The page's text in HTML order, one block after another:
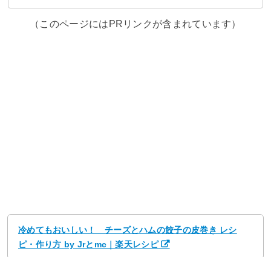
（このページにはPRリンクが含まれています）
冷めてもおいしい！ チーズとハムの餃子の皮巻き レシ
ピ・作り方 by Jrとmc｜楽天レシピ